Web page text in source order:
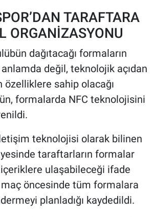
TARAFTARA
ORGANİZASYONU
dağıtacağı formaların
değil, teknolojik açıdan
özelliklere sahip olacağı
formalarda NFC teknolojisini
teknolojisi olarak bilinen
taraftarların formalar
ulaşabileceği ifade
öncesinde tüm formalara
planladığı kaydedildi.